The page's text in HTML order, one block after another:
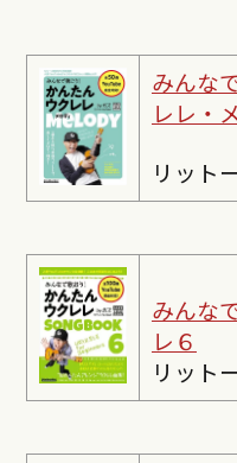
みんな
レレ・
リット
みんな
レ６
リット